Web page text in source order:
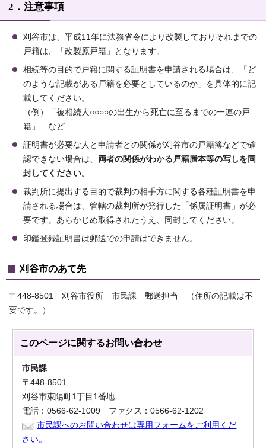
2．注意事項
刈谷市は、平成11年に法務省令により改製しておりそれまでの
戸籍は、「改製原戸籍」となります。
相続等の目的で戸籍に関する証明書を申請される場合は、「ど
のような記載がある戸籍を必要としているのか」を具体的に記
載してください。
（例）「被相続人○○○○の出生から死亡に至るまでの一連の戸
籍」 など
証明書が必要な人と申請者との関係が刈谷市の戸籍簿などで確
認できない場合は、 両者の関係がわかる戸籍謄本等の写しを同
封してください。
裁判所に提出する目的で裁判の相手方に関する各種証明書を申
請される場合は、管轄の裁判所が発行した「係属証明書」が必
要です。あらかじめ取得されたうえ、同封してください。
印鑑登録証明書は郵送での申請はできません。
刈谷市のあて先
〒448-8501 刈谷市役所 市民課 郵送担当 （住所の記載は不
要です。）
このページに関するお問い合わせ
市民課
〒448-8501
刈谷市東陽町1丁目1番地
電話：0566-62-1009 ファクス：0566-62-1202
市民課へのお問い合わせは専用フォームをご利用くだ
さい。